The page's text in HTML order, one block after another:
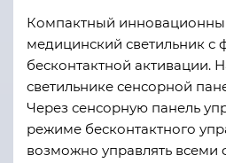
Компактный
медицинский светильник с
бесконтактной активации.
светильнике сенсорной
Через сенсорную панель
режиме бесконтактного
возможно управлять